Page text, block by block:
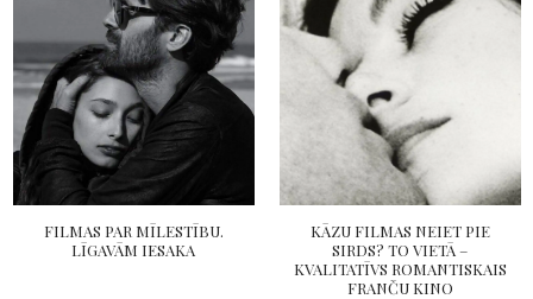
FILMAS PAR MĪLESTĪBU.
LĪGAVĀM IESAKA
KĀZU FILMAS NEIET PIE
SIRDS? TO VIETĀ –
KVALITATĪVS ROMANTISKAIS
FRANČU KINO